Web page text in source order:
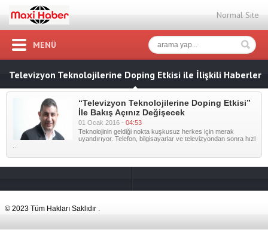
Normal Site
MENÜ
Televizyon Teknolojilerine Doping Etkisi ile İlişkili Haberler
“Televizyon Teknolojilerine Doping Etkisi”
İle Bakış Açınız Değişecek
01 Ocak 2016 - 04:53
Teknolojinin geldiği nokta kuşkusuz herkes için merak
uyandırıyor. Telefon, bilgisayarlar ve televizyondan sonra hızl
© 2023 Tüm Hakları Saklıdır .